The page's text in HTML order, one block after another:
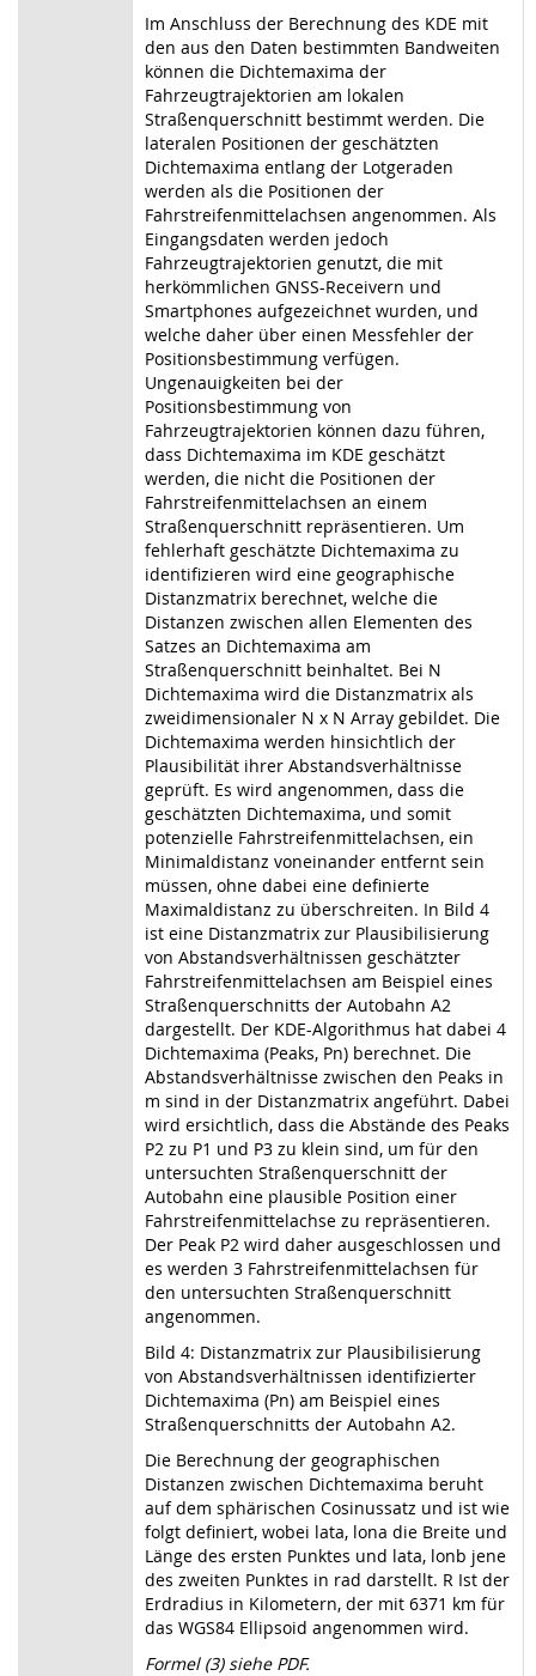
Im Anschluss der Berechnung des KDE mit
den aus den Daten bestimmten Bandweiten
können die Dichtemaxima der
Fahrzeugtrajektorien am lokalen
Straßenquerschnitt bestimmt werden. Die
lateralen Positionen der geschätzten
Dichtemaxima entlang der Lotgeraden
werden als die Positionen der
Fahrstreifenmittelachsen angenommen. Als
Eingangsdaten werden jedoch
Fahrzeugtrajektorien genutzt, die mit
herkömmlichen GNSS-Receivern und
Smartphones aufgezeichnet wurden, und
welche daher über einen Messfehler der
Positionsbestimmung verfügen.
Ungenauigkeiten bei der
Positionsbestimmung von
Fahrzeugtrajektorien können dazu führen,
dass Dichtemaxima im KDE geschätzt
werden, die nicht die Positionen der
Fahrstreifenmittelachsen an einem
Straßenquerschnitt repräsentieren. Um
fehlerhaft geschätzte Dichtemaxima zu
identifizieren wird eine geographische
Distanzmatrix berechnet, welche die
Distanzen zwischen allen Elementen des
Satzes an Dichtemaxima am
Straßenquerschnitt beinhaltet. Bei N
Dichtemaxima wird die Distanzmatrix als
zweidimensionaler N x N Array gebildet. Die
Dichtemaxima werden hinsichtlich der
Plausibilität ihrer Abstandsverhältnisse
geprüft. Es wird angenommen, dass die
geschätzten Dichtemaxima, und somit
potenzielle Fahrstreifenmittelachsen, ein
Minimaldistanz voneinander entfernt sein
müssen, ohne dabei eine definierte
Maximaldistanz zu überschreiten. In Bild 4
ist eine Distanzmatrix zur Plausibilisierung
von Abstandsverhältnissen geschätzter
Fahrstreifenmittelachsen am Beispiel eines
Straßenquerschnitts der Autobahn A2
dargestellt. Der KDE-Algorithmus hat dabei 4
Dichtemaxima (Peaks, Pn) berechnet. Die
Abstandsverhältnisse zwischen den Peaks in
m sind in der Distanzmatrix angeführt. Dabei
wird ersichtlich, dass die Abstände des Peaks
P2 zu P1 und P3 zu klein sind, um für den
untersuchten Straßenquerschnitt der
Autobahn eine plausible Position einer
Fahrstreifenmittelachse zu repräsentieren.
Der Peak P2 wird daher ausgeschlossen und
es werden 3 Fahrstreifenmittelachsen für
den untersuchten Straßenquerschnitt
angenommen.
Bild 4: Distanzmatrix zur Plausibilisierung
von Abstandsverhältnissen identifizierter
Dichtemaxima (Pn) am Beispiel eines
Straßenquerschnitts der Autobahn A2.
Die Berechnung der geographischen
Distanzen zwischen Dichtemaxima beruht
auf dem sphärischen Cosinussatz und ist wie
folgt definiert, wobei lata, lona die Breite und
Länge des ersten Punktes und lata, lonb jene
des zweiten Punktes in rad darstellt. R Ist der
Erdradius in Kilometern, der mit 6371 km für
das WGS84 Ellipsoid angenommen wird.
Formel (3) siehe PDF.